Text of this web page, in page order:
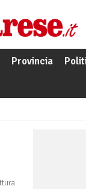
Provincia